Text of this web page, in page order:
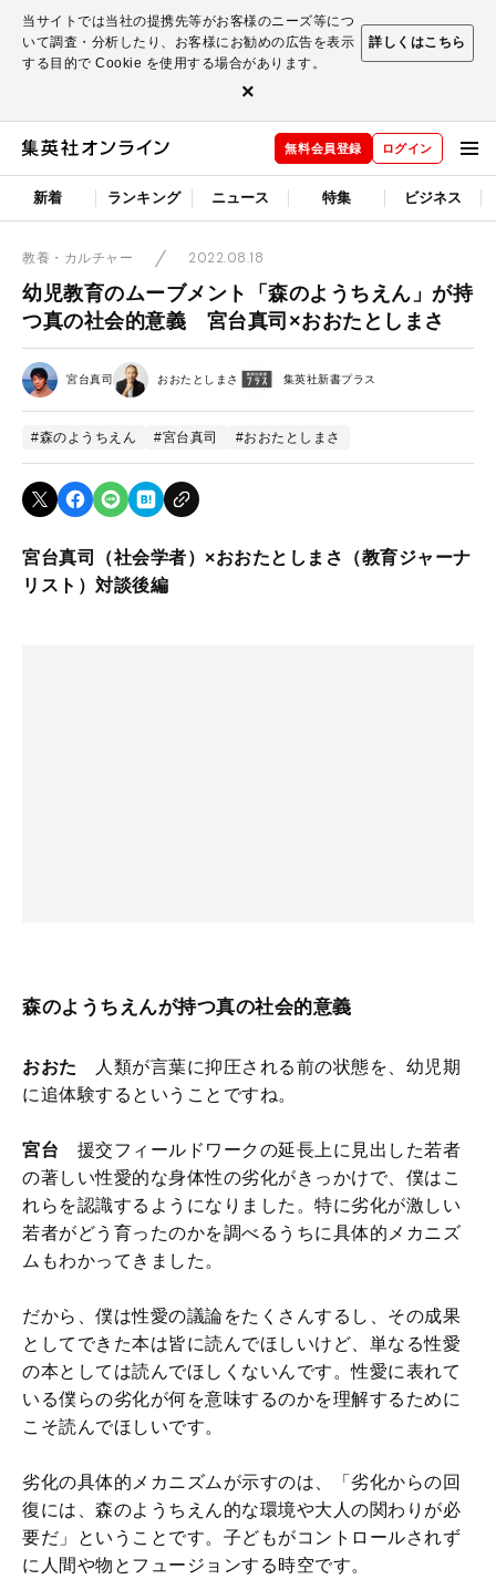
当サイトでは当社の提携先等がお客様のニーズ等につ
いて調査・分析したり、お客様にお勧めの広告を表示
する目的で Cookie を使用する場合があります。
詳しくはこちら
×
無料会員登録 ログイン
新着 ランキング ニュース 特集 ビジネス
教養・カルチャー 2022.08.18
幼児教育のムーブメント「森のようちえん」が持
つ真の社会的意義 宮台真司×おおたとしまさ
宮台真司 おおたとしまさ 集英社新書プラス
#森のようちえん #宮台真司 #おおたとしまさ
宮台真司（社会学者）×おおたとしまさ（教育ジャーナ
リスト）対談後編
森のようちえんが持つ真の社会的意義
おおた 人類が言葉に抑圧される前の状態を、幼児期
に追体験するということですね。
宮台 援交フィールドワークの延長上に見出した若者
の著しい性愛的な身体性の劣化がきっかけで、僕はこ
れらを認識するようになりました。特に劣化が激しい
若者がどう育ったのかを調べるうちに具体的メカニズ
ムもわかってきました。
だから、僕は性愛の議論をたくさんするし、その成果
としてできた本は皆に読んでほしいけど、単なる性愛
の本としては読んでほしくないんです。性愛に表れて
いる僕らの劣化が何を意味するのかを理解するために
こそ読んでほしいです。
劣化の具体的メカニズムが示すのは、「劣化からの回
復には、森のようちえん的な環境や大人の関わりが必
要だ」ということです。子どもがコントロールされず
に人間や物とフュージョンする時空です。